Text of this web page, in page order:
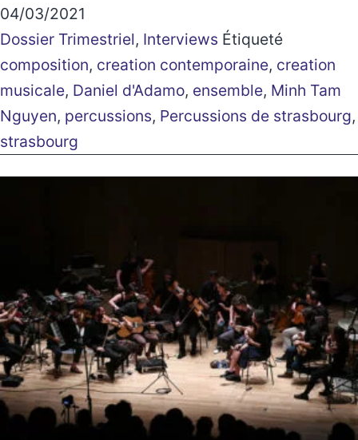
04/03/2021
Dossier Trimestriel, Interviews Étiqueté
composition, creation contemporaine, creation
musicale, Daniel d'Adamo, ensemble, Minh Tam
Nguyen, percussions, Percussions de strasbourg,
strasbourg